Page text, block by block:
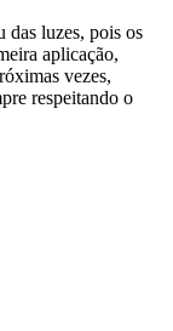
das luzes, pois os
aplicação,
vezes,
respeitando o